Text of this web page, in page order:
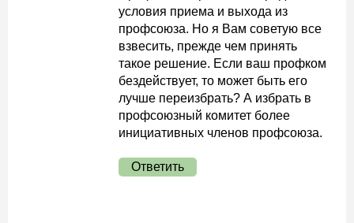
условия приема и выхода из
профсоюза. Но я Вам советую все
взвесить, прежде чем принять
такое решение. Если ваш профком
бездействует, то может быть его
лучше переизбрать? А избрать в
профсоюзный комитет более
инициативных членов профсоюза.
Ответить